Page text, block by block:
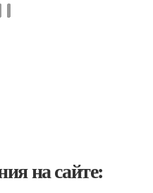
на сайте: